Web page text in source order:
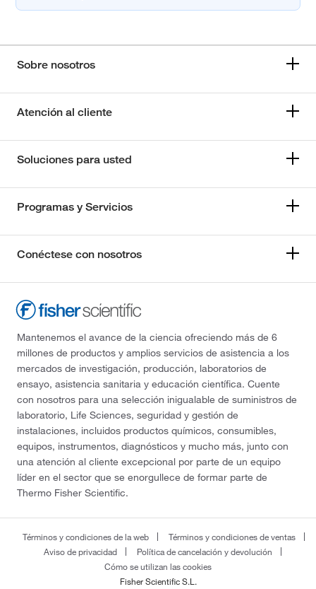
Sobre nosotros
Atención al cliente
Soluciones para usted
Programas y Servicios
Conéctese con nosotros
Mantenemos el avance de la ciencia ofreciendo más de 6
millones de productos y amplios servicios de asistencia a los
mercados de investigación, producción, laboratorios de
ensayo, asistencia sanitaria y educación científica. Cuente
con nosotros para una selección inigualable de suministros de
laboratorio, Life Sciences, seguridad y gestión de
instalaciones, incluidos productos químicos, consumibles,
equipos, instrumentos, diagnósticos y mucho más, junto con
una atención al cliente excepcional por parte de un equipo
líder en el sector que se enorgullece de formar parte de
Thermo Fisher Scientific.
Términos y condiciones de la web
Términos y condiciones de ventas
Aviso de privacidad
Política de cancelación y devolución
Cómo se utilizan las cookies
Fisher Scientific S.L.